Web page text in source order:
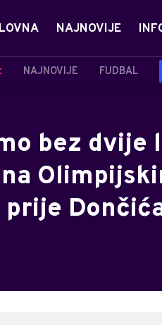
NAJNOVIJE
NAJNOVIJE FUDBAL
bez dvije